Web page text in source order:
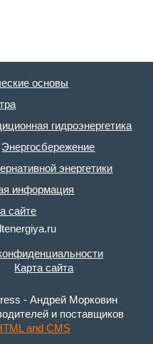
основы
гидроэнергетика
Энергосбережение
энергетики
информация
сайте
Карта сайта
- Андрей Морковин
и поставщиков
and CMS